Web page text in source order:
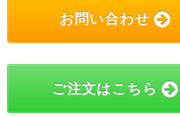
お問い合わせ
ご注文はこちら